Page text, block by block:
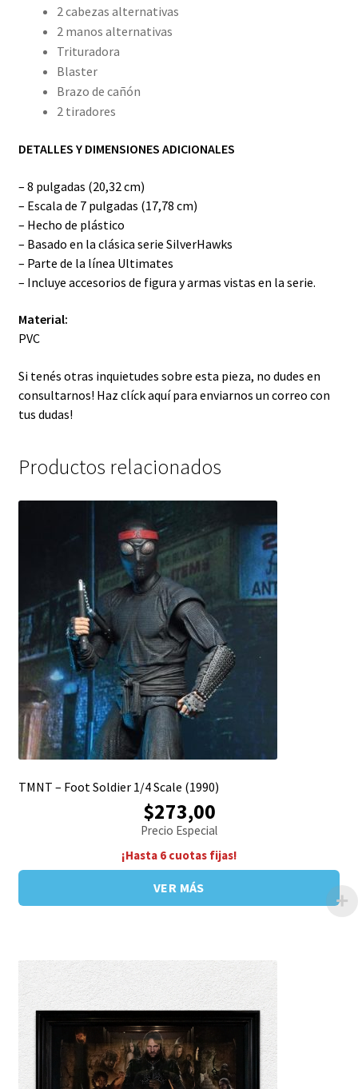
2 cabezas alternativas
2 manos alternativas
Trituradora
Blaster
Brazo de cañón
2 tiradores
DETALLES Y DIMENSIONES ADICIONALES
– 8 pulgadas (20,32 cm)
– Escala de 7 pulgadas (17,78 cm)
– Hecho de plástico
– Basado en la clásica serie SilverHawks
– Parte de la línea Ultimates
– Incluye accesorios de figura y armas vistas en la serie.
Material:
PVC
Si tenés otras inquietudes sobre esta pieza, no dudes en
consultarnos! Haz clíck aquí para enviarnos un correo con
tus dudas!
Productos relacionados
TMNT – Foot Soldier 1/4 Scale (1990)
$273,00
Precio Especial
¡Hasta 6 cuotas fijas!
VER MÁS